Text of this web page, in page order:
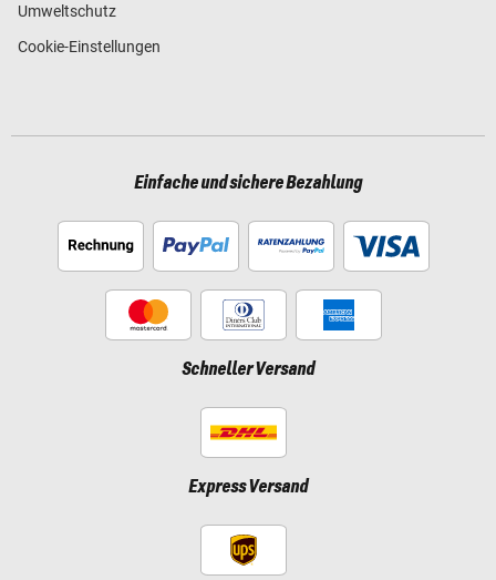
Umweltschutz
Cookie-Einstellungen
Einfache und sichere Bezahlung
Schneller Versand
Express Versand